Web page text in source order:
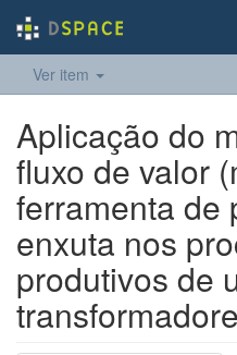
Ver item
Aplicação do
fluxo de valor
ferramenta de
enxuta nos
produtivos de